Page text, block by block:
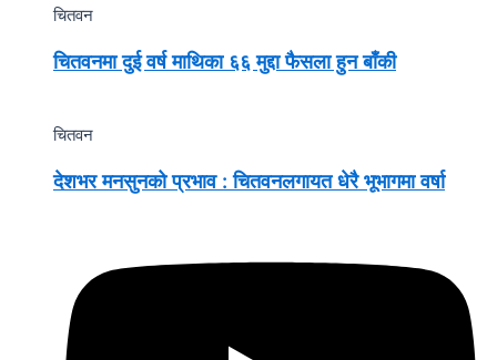
चितवन
चितवनमा दुई वर्ष माथिका ६६ मुद्दा फैसला हुन बाँकी
चितवन
देशभर मनसुनको प्रभाव : चितवनलगायत धेरै भूभागमा वर्षा